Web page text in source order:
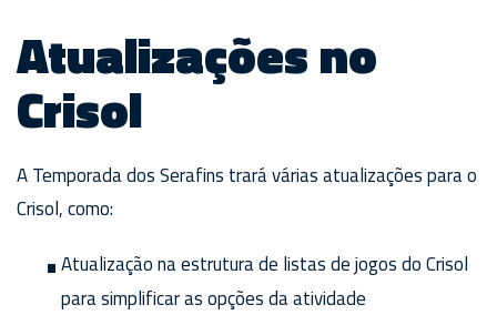
Atualizações no
Crisol
A Temporada dos Serafins trará várias atualizações para o
Crisol, como:
Atualização na estrutura de listas de jogos do Crisol
para simplificar as opções da atividade